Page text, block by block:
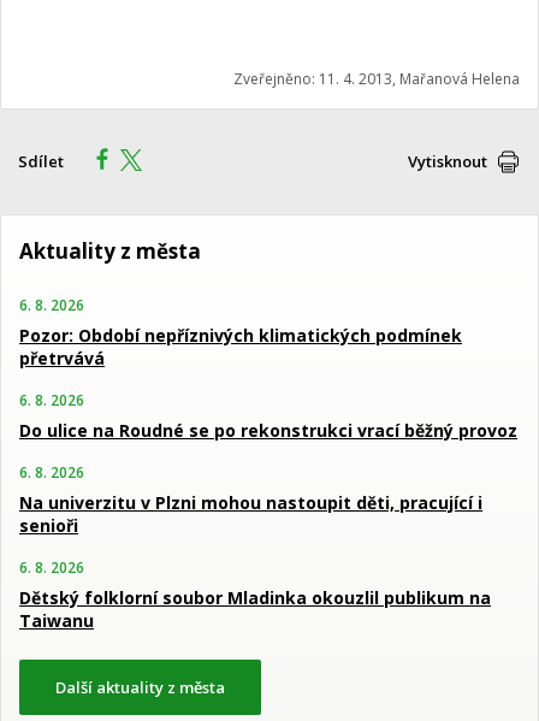
Zveřejněno: 11. 4. 2013, Mařanová Helena
Sdílet Vytisknout
Aktuality z města
6. 8. 2026
Pozor: Období nepříznivých klimatických podmínek
přetrvává
6. 8. 2026
Do ulice na Roudné se po rekonstrukci vrací běžný provoz
6. 8. 2026
Na univerzitu v Plzni mohou nastoupit děti, pracující i
senioři
6. 8. 2026
Dětský folklorní soubor Mladinka okouzlil publikum na
Taiwanu
Další aktuality z města